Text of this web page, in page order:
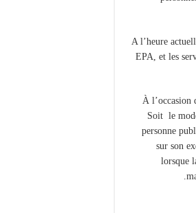
A l’heure
EPA, et les
À l’occasion
Soit le
personne
sur son
lorsque